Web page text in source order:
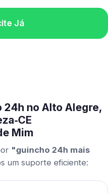
Já
24h no Alto Alegre,
Mim
"guincho 24h mais
um suporte eficiente: